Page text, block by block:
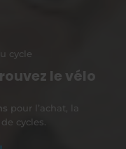
cycle
le vélo
pour l’achat, la
cycles.